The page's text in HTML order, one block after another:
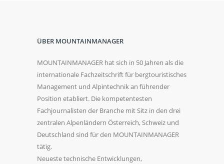
ÜBER MOUNTAINMANAGER
MOUNTAINMANAGER hat sich in 50 Jahren als die
internationale Fachzeitschrift für bergtouristisches
Management und Alpintechnik an führender
Position etabliert. Die kompetentesten
Fachjournalisten der Branche mit Sitz in den drei
zentralen Alpenländern Österreich, Schweiz und
Deutschland sind für den MOUNTAINMANAGER
tätig.
Neueste technische Entwicklungen,